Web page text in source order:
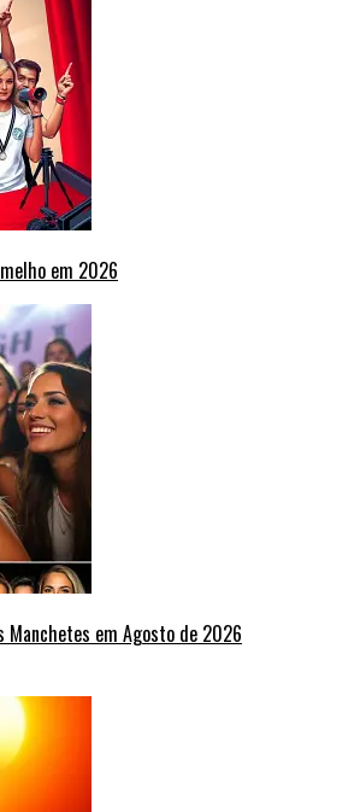
em 2026
Manchetes em Agosto de 2026